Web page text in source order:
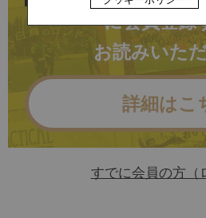
に会員登録
お読みいた
詳細はこ
すでに会員の方（